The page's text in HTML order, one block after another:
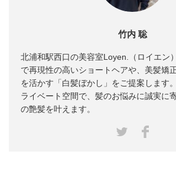
竹内 聡
北浦和駅西口の美容室Loyen.（ロイエン
で再現性の高いショートヘアや、美髪矯
を活かす「白髪ぼかし」をご提案します
ライベート空間で、髪のお悩みに誠実に
の艶髪を叶えます。